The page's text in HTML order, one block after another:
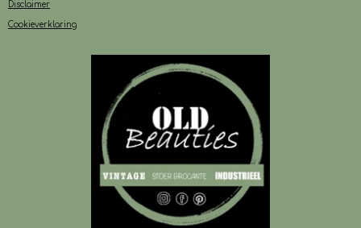
Disclaimer
Cookieverklaring